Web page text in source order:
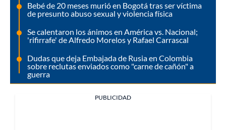
Bebé de 20 meses murió en Bogotá tras ser víctima
de presunto abuso sexual y violencia física
Se calentaron los ánimos en América vs. Nacional;
'rifirrafe' de Alfredo Morelos y Rafael Carrascal
Dudas que deja Embajada de Rusia en Colombia
sobre reclutas enviados como "carne de cañón" a
guerra
PUBLICIDAD